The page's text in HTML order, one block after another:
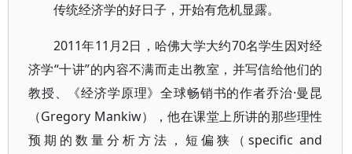
传统经济学的好日子，开始有危机显露。
2011年11月2日，哈佛大学大约70名学生因对经
济学“十讲”的内容不满而走出教室，并写信给他们的
教授、《经济学原理》全球畅销书的作者乔治·曼昆
（Gregory Mankiw），他在课堂上所讲的那些理性
预期的数量分析方法，短偏狭（specific and